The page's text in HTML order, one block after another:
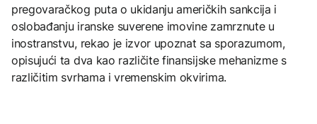
pregovaračkog puta o ukidanju američkih sankcija i
oslobađanju iranske suverene imovine zamrznute u
inostranstvu, rekao je izvor upoznat sa sporazumom,
opisujući ta dva kao različite finansijske mehanizme s
različitim svrhama i vremenskim okvirima.